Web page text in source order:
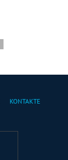
KONTAKTE